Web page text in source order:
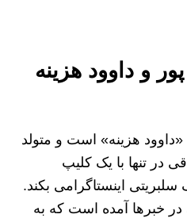
و داوود هزینه
هزینه» است و متولد
در تنها با یک کلیپ
اینستاگرامی بکند.
در خبرها آمده است که به